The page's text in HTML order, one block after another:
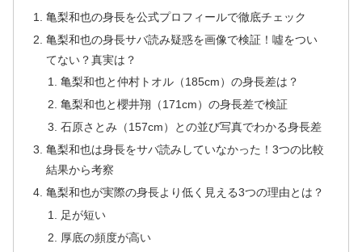
亀梨和也の身長を公式プロフィールで徹底チェック
亀梨和也の身長サバ読み疑惑を画像で検証！噓をつい
てない？真実は？
亀梨和也と仲村トオル（185cm）の身長差は？
亀梨和也と櫻井翔（171cm）の身長差で検証
石原さとみ（157cm）との並び写真でわかる身長差
亀梨和也は身長をサバ読みしていなかった！3つの比較
結果から考察
亀梨和也が実際の身長より低く見える3つの理由とは？
足が短い
厚底の頻度が高い